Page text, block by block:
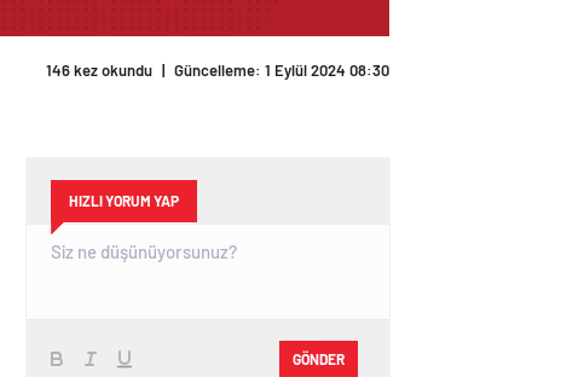
146 kez okundu | Güncelleme: 1 Eylül 2024 08:30
HIZLI YORUM YAP
GÖNDER